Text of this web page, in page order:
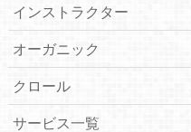
インストラクター
オーガニック
クロール
サービス一覧